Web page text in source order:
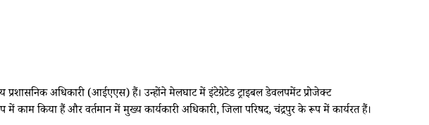
अधिकारी (आईएएस) हैं। उन्होंने मेलघाट में इंटेग्रेटेड ट्राइबल डेवलपमेंट प्रोजेक्ट
काम किया हैं और वर्तमान में मुख्य कार्यकारी अधिकारी, जिला परिषद, चंद्रपुर के रूप में कार्यरत हैं।